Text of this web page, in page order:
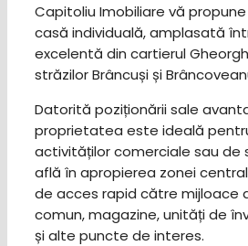
Capitoliu Imobiliare vă
casă individuală, amplasată
excelentă din cartierul
străzilor Brâncuși și
Datorită poziționării sale
proprietatea este ideală
activităților comerciale sau de
află în apropierea zonei
de acces rapid către mijloace
comun, magazine, unități de
și alte puncte de interes.